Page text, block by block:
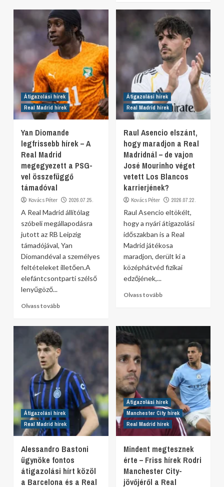
Átigazolási hírek
Real Madrid hírek
Yan Diomande
legfrissebb hírek – A
Real Madrid
megegyezett a PSG-
vel összefüggő
támadóval
Kovács Péter 2026.07.25.
A Real Madrid állítólag
szóbeli megállapodásra
jutott az RB Leipzig
támadójával, Yan
Diomandéval a személyes
feltételeket illetően.A
elefántcsontparti szélső
lenyűgöző...
Olvass tovább
Átigazolási hírek
Real Madrid hírek
Raul Asencio elszánt,
hogy maradjon a Real
Madridnál – de vajon
José Mourinho véget
vetett Los Blancos
karrierjének?
Kovács Péter 2026.07.22.
Raul Asencio eltökélt,
hogy a nyári átigazolási
időszakban is a Real
Madrid játékosa
maradjon, derült ki a
középhátvéd fizikai
edzőjének,...
Olvass tovább
Átigazolási hírek
Real Madrid hírek
Alessandro Bastoni
ügynöke fontos
átigazolási hírt közöl
a Barcelona és a Real
Átigazolási hírek
Manchester City hírek
Real Madrid hírek
Mindent megtesznek
érte – Friss hírek Rodri
Manchester City-
jövőjéről a Real